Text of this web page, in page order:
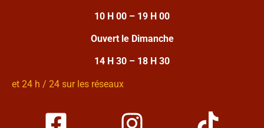
10 H 00 – 19 H 00
Ouvert le Dimanche
14 H 30 – 18 H 30
et 24 h / 24 sur les réseaux